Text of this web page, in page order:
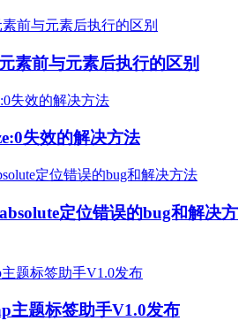
素前与元素后执行的区别
失效的解决方法
定位错误的bug和解决方
主题标签助手V1.0发布